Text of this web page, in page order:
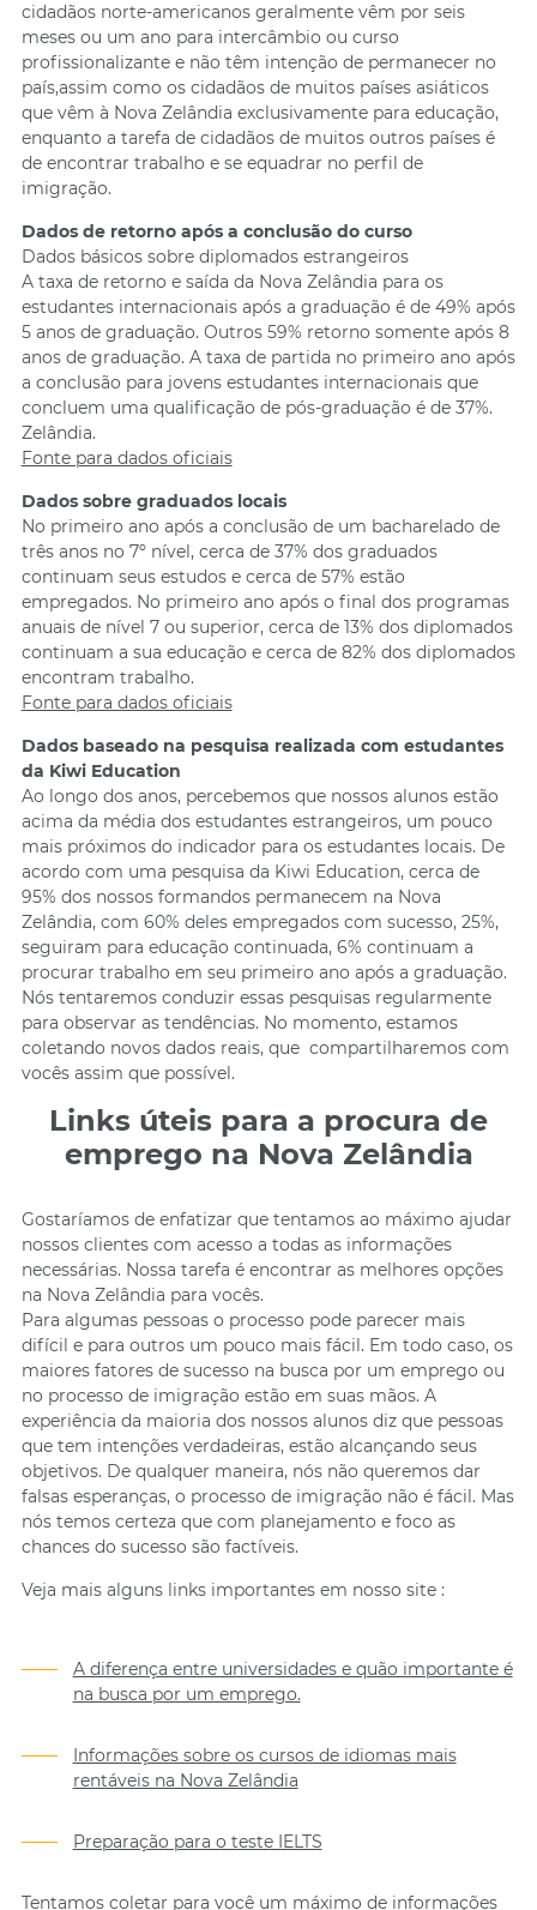
cidadãos norte-americanos geralmente vêm por seis
meses ou um ano para intercâmbio ou curso
profissionalizante e não têm intenção de permanecer no
país,assim como os cidadãos de muitos países asiáticos
que vêm à Nova Zelândia exclusivamente para educação,
enquanto a tarefa de cidadãos de muitos outros países é
de encontrar trabalho e se equadrar no perfil de
imigração.
Dados de retorno após a conclusão do curso
Dados básicos sobre diplomados estrangeiros
A taxa de retorno e saída da Nova Zelândia para os
estudantes internacionais após a graduação é de 49% após
5 anos de graduação. Outros 59% retorno somente após 8
anos de graduação. A taxa de partida no primeiro ano após
a conclusão para jovens estudantes internacionais que
concluem uma qualificação de pós-graduação é de 37%.
Zelândia.
Fonte para dados oficiais
Dados sobre graduados locais
No primeiro ano após a conclusão de um bacharelado de
três anos no 7º nível, cerca de 37% dos graduados
continuam seus estudos e cerca de 57% estão
empregados. No primeiro ano após o final dos programas
anuais de nível 7 ou superior, cerca de 13% dos diplomados
continuam a sua educação e cerca de 82% dos diplomados
encontram trabalho.
Fonte para dados oficiais
Dados baseado na pesquisa realizada com estudantes
da Kiwi Education
Ao longo dos anos, percebemos que nossos alunos estão
acima da média dos estudantes estrangeiros, um pouco
mais próximos do indicador para os estudantes locais. De
acordo com uma pesquisa da Kiwi Education, cerca de
95% dos nossos formandos permanecem na Nova
Zelândia, com 60% deles empregados com sucesso, 25%,
seguiram para educação continuada, 6% continuam a
procurar trabalho em seu primeiro ano após a graduação.
Nós tentaremos conduzir essas pesquisas regularmente
para observar as tendências. No momento, estamos
coletando novos dados reais, que compartilharemos com
vocês assim que possível.
Links úteis para a procura de
emprego na Nova Zelândia
Gostaríamos de enfatizar que tentamos ao máximo ajudar
nossos clientes com acesso a todas as informações
necessárias. Nossa tarefa é encontrar as melhores opções
na Nova Zelândia para vocês.
Para algumas pessoas o processo pode parecer mais
difícil e para outros um pouco mais fácil. Em todo caso, os
maiores fatores de sucesso na busca por um emprego ou
no processo de imigração estão em suas mãos. A
experiência da maioria dos nossos alunos diz que pessoas
que tem intenções verdadeiras, estão alcançando seus
objetivos. De qualquer maneira, nós não queremos dar
falsas esperanças, o processo de imigração não é fácil. Mas
nós temos certeza que com planejamento e foco as
chances do sucesso são factíveis.
Veja mais alguns links importantes em nosso site :
A diferença entre universidades e quão importante é
na busca por um emprego.
Informações sobre os cursos de idiomas mais
rentáveis na Nova Zelândia
Preparação para o teste IELTS
Tentamos coletar para você um máximo de informações